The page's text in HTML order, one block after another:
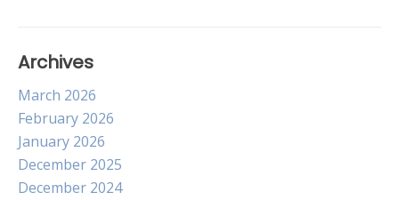
Archives
March 2026
February 2026
January 2026
December 2025
December 2024